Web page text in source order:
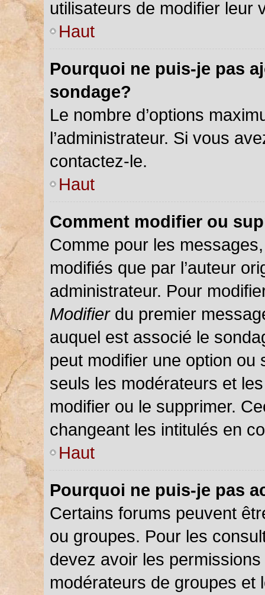
utilisateurs de modifier leur
Haut
Pourquoi ne puis-je pas
sondage?
Le nombre d’options
l’administrateur. Si vous
contactez-le.
Haut
Comment modifier ou
Comme pour les
modifiés que par l’auteur
administrateur. Pour
Modifierdu premier
auquel est associé le
peut modifier une option ou
seuls les modérateurs et
modifier ou le supprimer.
changeant les intitulés en
Haut
Pourquoi ne puis-je pas
Certains forums peuvent
ou groupes. Pour les
devez avoir les
modérateurs de groupes et